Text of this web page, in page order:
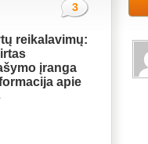
3
reikalavimų:
įranga
apie